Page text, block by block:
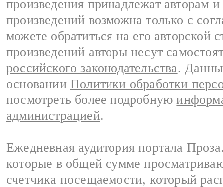
произведения принадлежат авторам
произведений возможна только с
можете обратиться на его авторской
произведений авторы несут
российского законодательства.
основании Политики обработки
посмотреть более подробную
администрацией.
Ежедневная аудитория портала
которые в общей сумме
счетчика посещаемости, который